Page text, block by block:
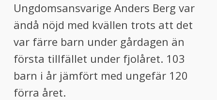
Ungdomsansvarige Anders Berg var
ändå nöjd med kvällen trots att det
var färre barn under gårdagen än
första tillfället under fjolåret. 103
barn i år jämfört med ungefär 120
förra året.